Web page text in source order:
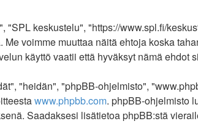
keskustelu", "https://www.spl.fi/
voimme muuttaa näitä ehtoja koska
käyttö vaatii että hyväksyt nämä ehdot
"heidän", "phpBB-ohjelmisto",
www.phpbb.com. phpBB-ohjelmisto
Saadaksesi lisätietoa phpBB:stä